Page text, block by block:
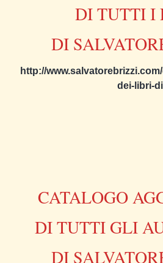
DI TUTTI I
DI
http://
dei-libri-di
CATALOGO
DI TUTTI GLI
DI